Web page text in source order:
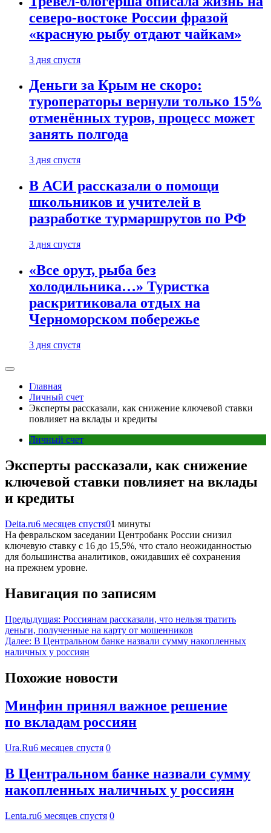
северо-востоке России фразой
«красную рыбу отдают чайкам»
3 дня спустя
Деньги за Крым не скоро:
туроператоры вернули только 15%
отменённых туров, процесс может
занять полгода
3 дня спустя
В АСИ рассказали о помощи
школьников и учителей в
разработке турмаршрутов по РФ
3 дня спустя
«Все орут, рыба без
холодильника…» Туристка
раскритиковала отдых на
Черноморском побережье
3 дня спустя
Главная
Личный счет
Эксперты рассказали, как снижение ключевой ставки
повлияет на вклады и кредиты
Личный счет
Эксперты рассказали, как снижение
ключевой ставки повлияет на вклады
и кредиты
Deita.ru6 месяцев спустя01 минуты
На февральском заседании Центробанк России снизил
ключевую ставку с 16 до 15,5%, что стало неожиданностью
для большинства аналитиков, ожидавших её сохранения
на прежнем уровне.
Навигация по записям
Предыдущая: Россиянам рассказали, что нельзя тратить
деньги, полученные на карту от мошенников
Далее: В Центральном банке назвали сумму накопленных
наличных у россиян
Похожие новости
Минфин принял важное решение
по вкладам россиян
Ura.Ru6 месяцев спустя 0
В Центральном банке назвали сумму
накопленных наличных у россиян
Lenta.ru6 месяцев спустя 0